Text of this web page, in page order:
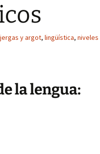
jergas y argot, lingüística, niveles
la lengua: